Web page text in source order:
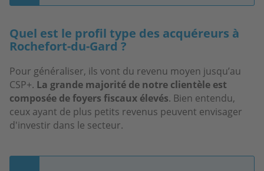
Quel est le profil type des acquéreurs à
Rochefort-du-Gard ?
Pour généraliser, ils vont du revenu moyen jusqu’au
CSP+. La grande majorité de notre clientèle est
composée de foyers fiscaux élevés. Bien entendu,
ceux ayant de plus petits revenus peuvent envisager
d'investir dans le secteur.